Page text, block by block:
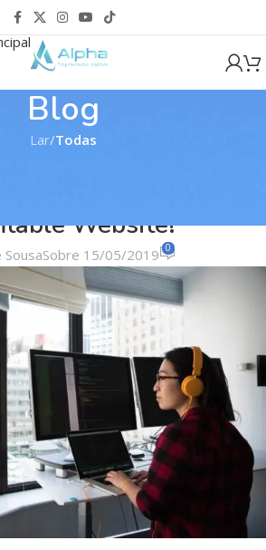
Blog
Lar/Todas
Website!
SousaSobre 15/05/2019 0